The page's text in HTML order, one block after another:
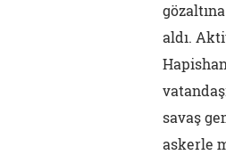
gözaltına
aldı.
savaş
askerle